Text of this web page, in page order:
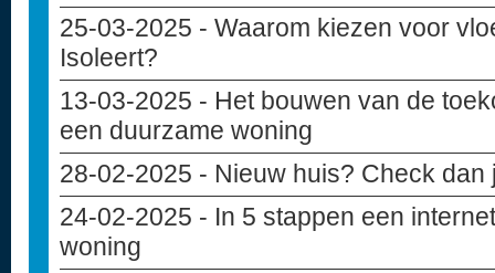
25-03-2025 - Waarom kiezen voor
Isoleert?
13-03-2025 - Het bouwen van de
een duurzame woning
28-02-2025 - Nieuw huis? Check
24-02-2025 - In 5 stappen een
woning